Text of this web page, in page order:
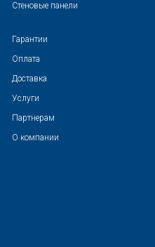
Стеновые панели
Гарантии
Оплата
Доставка
Услуги
Партнерам
О компании